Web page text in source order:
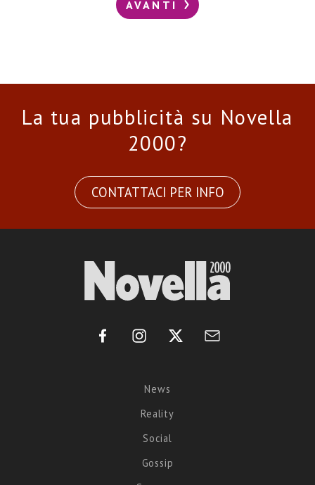
AVANTI
La tua pubblicità su Novella
2000?
CONTATTACI PER INFO
News
Reality
Social
Gossip